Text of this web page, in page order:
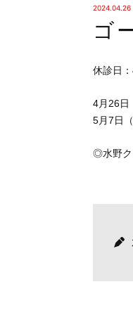
2024.04.26
ゴ
休診日
4月26日
5月7日
◎水野ク